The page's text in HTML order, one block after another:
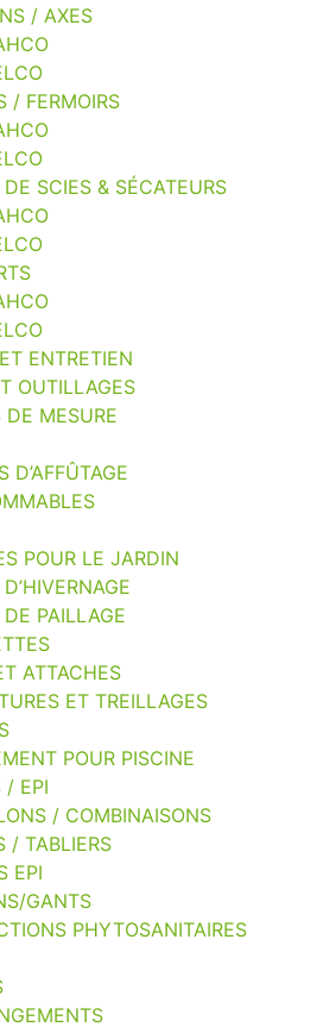
/ AXES
/ FERMOIRS
SCIES & SÉCATEURS
ENTRETIEN
OUTILLAGES
DE MESURE
D’AFFÛTAGE
POUR LE JARDIN
PAILLAGE
ATTACHES
ET TREILLAGES
POUR PISCINE
/ EPI
/ COMBINAISONS
/ TABLIERS
EPI
GANTS
PHYTOSANITAIRES